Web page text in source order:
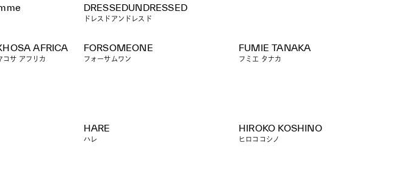
DRESSEDUNDRESSED
ドレスドアンドレスド
AFRICA
コサ アフリカ
FORSOMEONE
フォーサムワン
FUMIE TANAKA
フミエ タナカ
HARE
ハレ
HIROKO KOSHINO
ヒロココシノ